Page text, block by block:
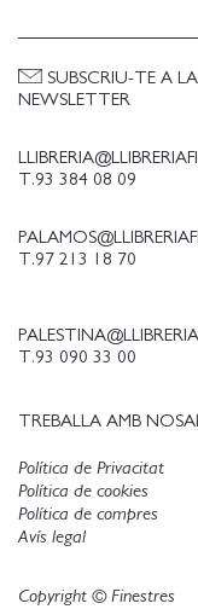
T.93 384 08 09
T.97 213 18 70
T.93 090 33 00
TREBALLA AMB
SUBSCRIU-TE A
NEWSLETTER
Política de Privacitat
Política de cookies
Avís legal
Política de compres
Copyright © Finestres